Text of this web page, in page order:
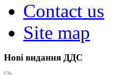
Contact us
Site map
Нові видання ДДС